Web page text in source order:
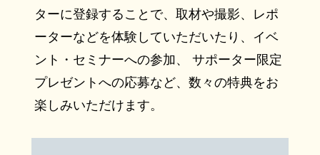
ターに登録することで、取材や撮影、レポ
ーターなどを体験していただいたり、イベ
ント・セミナーへの参加、 サポーター限定
プレゼントへの応募など、数々の特典をお
楽しみいただけます。